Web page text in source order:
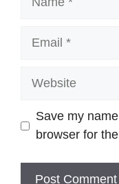
Website
Save my
browser for